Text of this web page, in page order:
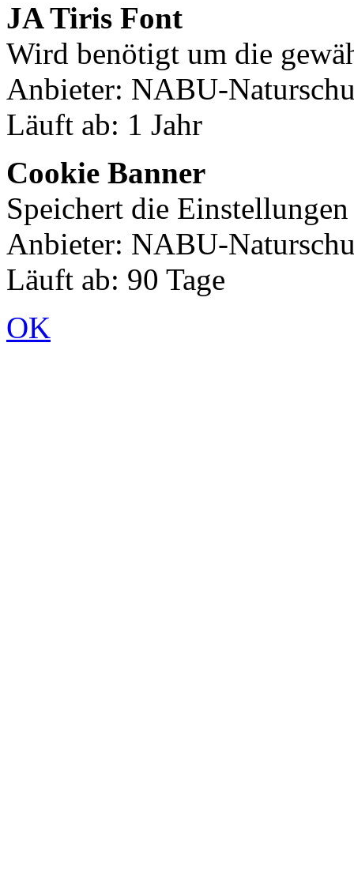
JA Tiris Font
Wird benötigt um die
Anbieter: NABU-
Läuft ab: 1 Jahr
Cookie Banner
Speichert die
Anbieter: NABU-
Läuft ab: 90 Tage
OK